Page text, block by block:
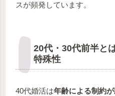
スが頻発しています。
20代・30代前半と
特殊性
40代婚活は年齢による制約